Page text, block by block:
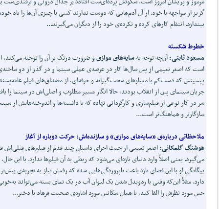
گریز از مواجهه با خود. از آن آدم‌هایی که دوست ندارند کسی یا چیزی آن‌ها را یاد
بیندازد. انتقام کارهای کرده و نکرده‌ی خود را از دیگران می‌گیرند...
خطوط شکسته
مسعود ثابتی:آن‌چه توجه بهسایههای موازیو ضرورت درنگ بر آن را توجیه می‌کند،
است که اصغر نعیمی از پس سال‌ها کار در عرصه‌ی عملی سینما و در گذر از دو
پیشینش که دست‌کم با معیارهای سخت‌گیرانه و حرفه‌ای، از مصداق‌های فیلم
جریان سینمای پس از انقلاب بودند، حالا انگار مسیر مطلوب و اصلی‌اش در سینما را
سر در کار نوعی از فیلم‌سازی و کارگردانی نهاده که با دانسته‌ها و اندوخته‌هایش از
سازگارتر و هماهنگ‌تر است...
ملاحظاتی درباره‌ی «سایههای موازی» و سازندهاش:حرکت دوباره از آغاز
هوشنگ گلمکانی:اصغر نعیمی از حیث اجرای داستان چند قدم از فیلم‌های قبلی‌اش
می‌گیرد. یعنی اصلاً وارد دنیای تازه‌ای می‌شود که ربطی به آن فیلم‌ها ندارد. با این حال،
بیگانگی او با این فضای تازه باعث ناپروردگی‌هایی شده که رفعش نیاز به تجربه‌ی بیش‌تر
دارد. مثلاً این‌که وقتی با ردوبدل شدن یک لیوان آب در یک نمای بسته می‌تواند
حس مورد نظرش را القا کند، یا همان سکانس مورد اشاره‌ی صحبت فرهاد با دختر...